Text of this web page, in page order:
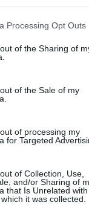
Processing Opt Outs
of the Sharing of
of the Sale of my
of processing my
for Targeted
of Collection, Use,
and/or Sharing of
that Is Unrelated
it was collected.
δολαρίων αυτό το
πειθαρχημένη
και την
προωθώντας